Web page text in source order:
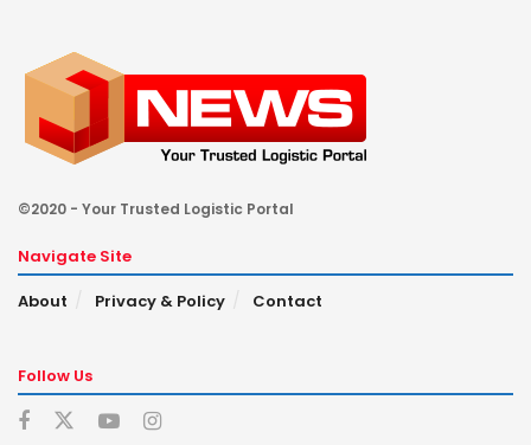
©2020 - Your Trusted Logistic Portal
Navigate Site
About
Privacy & Policy Contact
Follow Us